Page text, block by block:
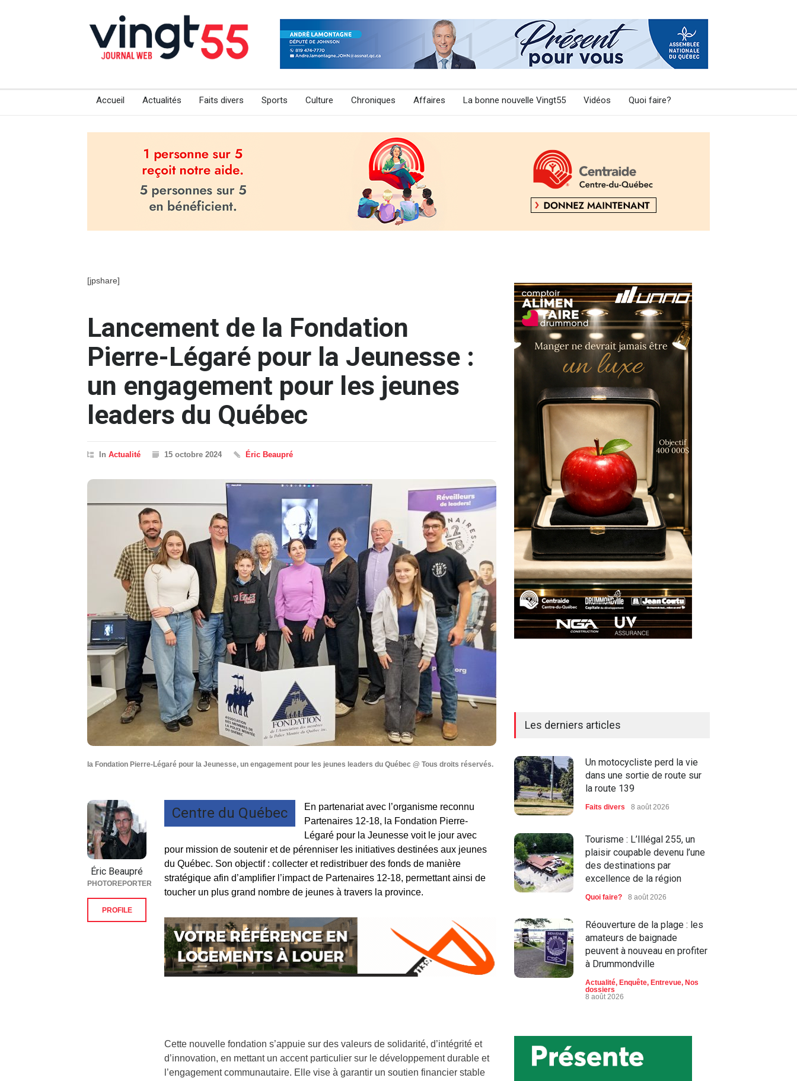
Accueil Actualités Faits divers Sports Culture Chroniques Affaires La bonne nouvelle Vingt55 Vidéos Quoi faire?
[jpshare]
Lancement de la Fondation
Pierre-Légaré pour la Jeunesse :
un engagement pour les jeunes
leaders du Québec
In Actualité 15 octobre 2024 Éric Beaupré
la Fondation Pierre-Légaré pour la Jeunesse, un engagement pour les jeunes leaders du Québec @ Tous droits réservés.
Centre du Québec
En partenariat avec l’organisme reconnu
Partenaires 12-18, la Fondation Pierre-
Légaré pour la Jeunesse voit le jour avec
pour mission de soutenir et de pérenniser les initiatives destinées aux jeunes
du Québec. Son objectif : collecter et redistribuer des fonds de manière
stratégique afin d’amplifier l’impact de Partenaires 12-18, permettant ainsi de
toucher un plus grand nombre de jeunes à travers la province.
Cette nouvelle fondation s’appuie sur des valeurs de solidarité, d’intégrité et
d’innovation, en mettant un accent particulier sur le développement durable et
l’engagement communautaire. Elle vise à garantir un soutien financier stable
Éric Beaupré
PHOTOREPORTER
PROFILE
Les derniers articles
Un motocycliste perd la vie
dans une sortie de route sur
la route 139
Faits divers 8 août 2026
Tourisme : L’Illégal 255, un
plaisir coupable devenu l’une
des destinations par
excellence de la région
Quoi faire? 8 août 2026
Réouverture de la plage : les
amateurs de baignade
peuvent à nouveau en profiter
à Drummondville
Actualité, Enquête, Entrevue, Nos
dossiers
8 août 2026